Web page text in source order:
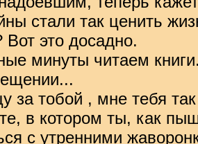
стали так ценить
Вот это досадно.
минуты читаем
за тобой , мне тебя
в котором ты, как
с утренними